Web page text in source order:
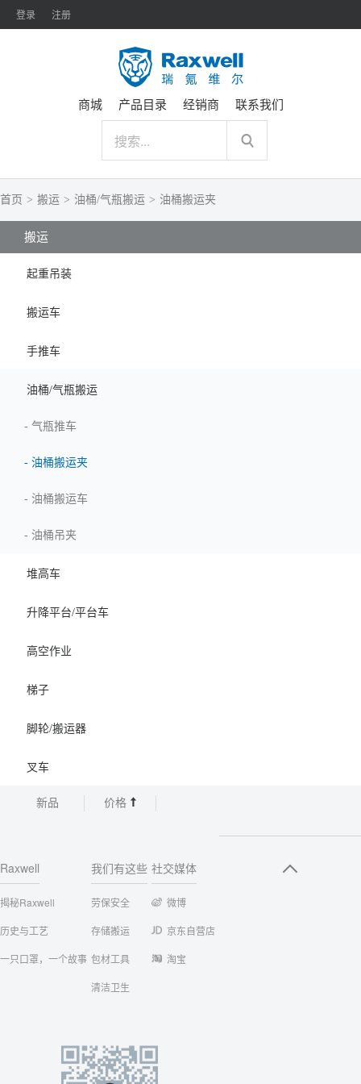
登录 注册
商城 产品目录 经销商 联系我们
首页 > 搬运 > 油桶/气瓶搬运 > 油桶搬运夹
搬运
起重吊装
搬运车
手推车
油桶/气瓶搬运
- 气瓶推车
- 油桶搬运夹
- 油桶搬运车
- 油桶吊夹
堆高车
升降平台/平台车
高空作业
梯子
脚轮/搬运器
叉车
新品 价格
Raxwell
揭秘Raxwell
历史与工艺
一只口罩，一个故事
我们有这些
劳保安全
存储搬运
包材工具
清洁卫生
社交媒体
微博
京东自营店
淘宝